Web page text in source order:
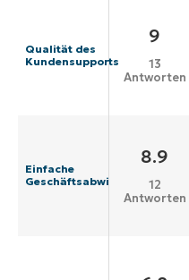
Qualität des
Kundensupports
9
13
Antworten
Einfache
Geschäftsabwicklung
8.9
12
Antworten